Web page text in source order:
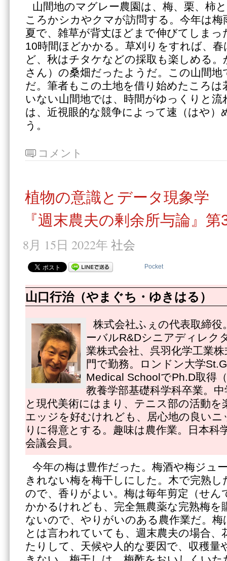
山間地のマグレー農園は、梅、栗、柿
ころかシカやクマが訪問する。今年は
夏で、雑草が背丈ほどまで伸びてしま
10時間ほどかかる。草刈りをすれば、
ど、秋はチタケなどの採取も楽しめる
さん）の桑畑だったようだ。この山間地
だ。筆者もこの土地を借り始めたころは
いない山間地では、時間がゆっくりと流
は、近視眼的な競争によって速（はや
う。
コメント
植物の意識とデータ現象学
『週末農夫の剰余所与論』第
8月 15日 2022年 社会
Pocket
山口行治（やまぐち・ゆきはる）
株式会社ふぇの代表取締
ーバルR&Dシニアディレク
業株式会社、呉羽化学工業
門で勤務。ロンドン大学
Medical SchoolでPh.D取得
教養学部基礎科学科卒業。
と現代美術にはまり、テニス部の活動を
エッジを好むけれども、居心地の良い
りに得意とする。趣味は農作業。日本科
会議会員。
今年の梅は豊作だった。梅酒や梅ジュ
きれない梅を梅干しにした。木で完熟
ので、香りがよい。梅は毎年剪定（せん
かかるけれども、完全無農薬な完熟梅を
ないので、やりがいのある農作業だ。
とは言われていても、週末農夫の場合、
たりして、天候や人的な要因で、収穫量